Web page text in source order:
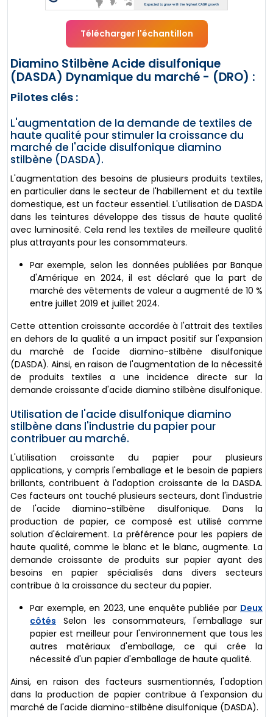
Télécharger l'échantillon
Diamino Stilbène Acide disulfonique
(DASDA) Dynamique du marché - (DRO) :
Pilotes clés :
L'augmentation de la demande de textiles de
haute qualité pour stimuler la croissance du
marché de l'acide disulfonique diamino
stilbène (DASDA).
L'augmentation des besoins de plusieurs produits textiles,
en particulier dans le secteur de l'habillement et du textile
domestique, est un facteur essentiel. L'utilisation de DASDA
dans les teintures développe des tissus de haute qualité
avec luminosité. Cela rend les textiles de meilleure qualité
plus attrayants pour les consommateurs.
Par exemple, selon les données publiées par Banque
d'Amérique en 2024, il est déclaré que la part de
marché des vêtements de valeur a augmenté de 10 %
entre juillet 2019 et juillet 2024.
Cette attention croissante accordée à l'attrait des textiles
en dehors de la qualité a un impact positif sur l'expansion
du marché de l'acide diamino-stilbène disulfonique
(DASDA). Ainsi, en raison de l'augmentation de la nécessité
de produits textiles a une incidence directe sur la
demande croissante d'acide diamino stilbène disulfonique.
Utilisation de l'acide disulfonique diamino
stilbène dans l'industrie du papier pour
contribuer au marché.
L'utilisation croissante du papier pour plusieurs
applications, y compris l'emballage et le besoin de papiers
brillants, contribuent à l'adoption croissante de la DASDA.
Ces facteurs ont touché plusieurs secteurs, dont l'industrie
de l'acide diamino-stilbène disulfonique. Dans la
production de papier, ce composé est utilisé comme
solution d'éclairement. La préférence pour les papiers de
haute qualité, comme le blanc et le blanc, augmente. La
demande croissante de produits sur papier ayant des
besoins en papier spécialisés dans divers secteurs
contribue à la croissance du secteur du papier.
Par exemple, en 2023, une enquête publiée par Deux
côtés Selon les consommateurs, l'emballage sur
papier est meilleur pour l'environnement que tous les
autres matériaux d'emballage, ce qui crée la
nécessité d'un papier d'emballage de haute qualité.
Ainsi, en raison des facteurs susmentionnés, l'adoption
dans la production de papier contribue à l'expansion du
marché de l'acide diamino-stilbène disulfonique (DASDA).